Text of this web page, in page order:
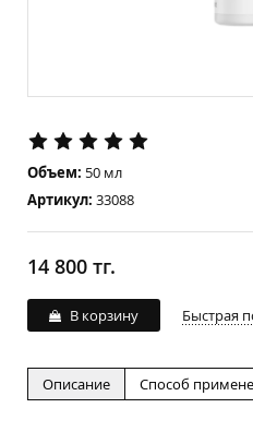
Объем: 50 мл
Артикул: 33088
14 800 тг.
В корзину Быстрая
Описание Способ